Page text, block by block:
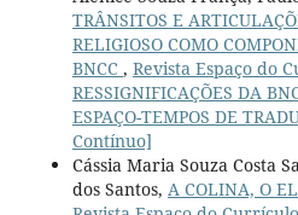
TRÂNSITOS E
RELIGIOSO COMO
BNCC , Revista Espaço do
RESSIGNIFICAÇÕES DA
ESPAÇO-TEMPOS DE
Contínuo]
Cássia Maria Souza Costa
dos Santos, A COLINA, O